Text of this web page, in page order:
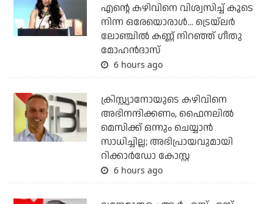
എന്റെ കഴിവിനെ വിശ്വസിച്ച് കൂടെ
നിന്ന ഒരേയൊരാള്‍... ട്രെയ്‌ലര്‍
ലോഞ്ചില്‍ കണ്ണ് നിറഞ്ഞ് ഗീതു
മോഹന്‍ദാസ്
6 hours ago
ക്രിസ്റ്റ്യാനോയുടെ കഴിവിനെ
അഭിനന്ദിക്കണം, ഫൈനലില്‍
മെസിക്ക് ഒന്നും ചെയ്യാന്‍
സാധിച്ചില്ല; അഭിപ്രായവുമായി
റിക്കാര്‍ഡോ കോസ്റ്റ
6 hours ago